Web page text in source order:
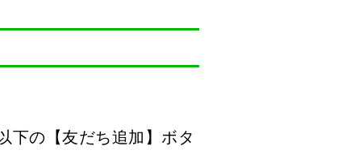
下の【友だち追加】ボタ